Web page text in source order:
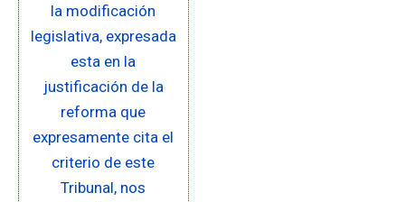
la modificación
legislativa, expresada
esta en la
justificación de la
reforma que
expresamente cita el
criterio de este
Tribunal, nos